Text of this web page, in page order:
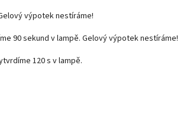
výpotek nestíráme!
90 sekund v lampě. Gelový výpotek nestíráme!
120 s v lampě.